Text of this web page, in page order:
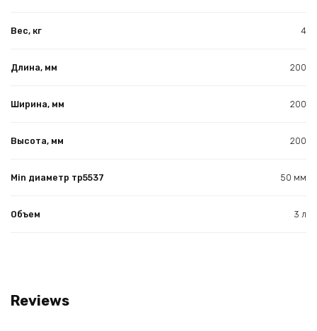
Вес, кг 4
Длина, мм 200
Ширина, мм 200
Высота, мм 200
Min диаметр тр5537 50 мм
Объем 3 л
Reviews